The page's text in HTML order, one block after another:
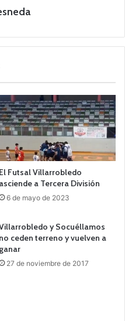
El Futsal Villarrobledo
asciende a Tercera División
6 de mayo de 2023
y Socuéllamos
no ceden terreno y vuelven a
ganar
27 de noviembre de 2017